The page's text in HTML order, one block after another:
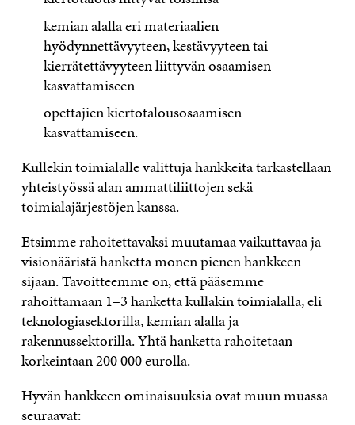
kemian alalla eri materiaalien
hyödynnettävyyteen, kestävyyteen tai
kierrätettävyyteen liittyvän osaamisen
kasvattamiseen
opettajien kiertotalousosaamisen
kasvattamiseen.
Kullekin toimialalle valittuja hankkeita tarkastellaan
yhteistyössä alan ammattiliittojen sekä
toimialajärjestöjen kanssa.
Etsimme rahoitettavaksi muutamaa vaikuttavaa ja
visionääristä hanketta monen pienen hankkeen
sijaan. Tavoitteemme on, että pääsemme
rahoittamaan 1–3 hanketta kullakin toimialalla, eli
teknologiasektorilla, kemian alalla ja
rakennussektorilla. Yhtä hanketta rahoitetaan
korkeintaan 200 000 eurolla.
Hyvän hankkeen ominaisuuksia ovat muun muassa
seuraavat: